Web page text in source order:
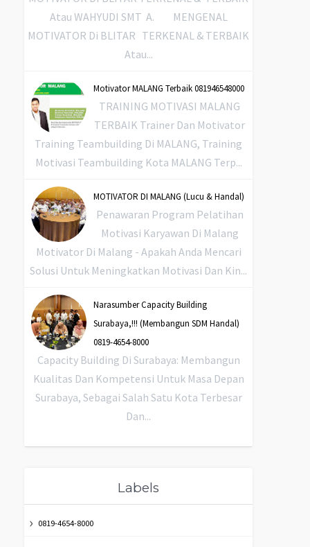
Atau WAHYUDI SMT A. MENGENAL
MOTIVATOR Di BLITAR TERKENAL & TERBAIK
Atau...
Motivator MALANG Terbaik 081946548000
TRAINING MOTIVASI MALANG
TERBAIK Trainer Dan Motivator
Training Teambuilding Di MALANG, Training
Motivasi Teambuilding Kota MALANG Terp...
MOTIVATOR DI MALANG (Lucu & Handal)
Penawaran Program Pelatihan
Motivasi Karyawan Di Malang
Motivator Di Malang - Apakah Anda Mencari
Solusi Untuk Meningkatkan Motivasi Dan Kin...
Narasumber Capacity Building
Surabaya,!!! (Membangun SDM Handal)
0819-4654-8000
Capacity Building Di Surabaya: Membangun
Kualitas Dan Kompetensi Untuk Masa Depan
Surabaya, Sebagai Salah Satu Kota Terbesar
Dan...
Labels
0819-4654-8000